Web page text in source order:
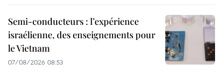
Semi-conducteurs : l’expérience
israélienne, des enseignements pour
le Vietnam
07/08/2026 08:53